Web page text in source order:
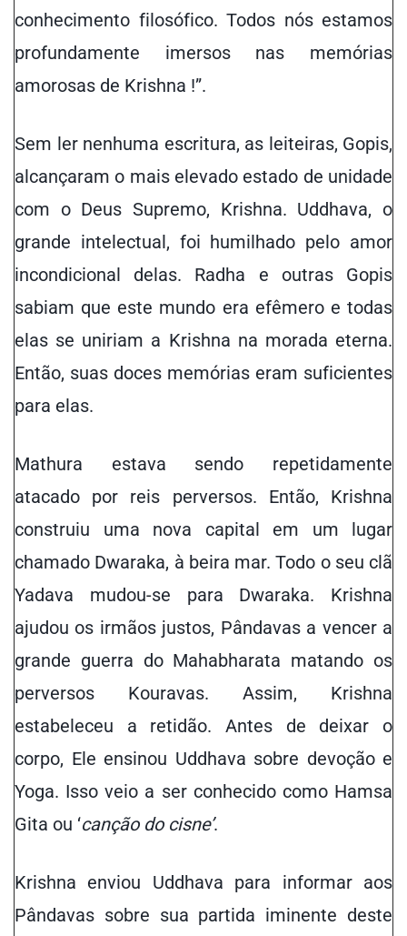
conhecimento filosófico. Todos nós estamos
profundamente imersos nas memórias
amorosas de Krishna !”.
Sem ler nenhuma escritura, as leiteiras, Gopis,
alcançaram o mais elevado estado de unidade
com o Deus Supremo, Krishna. Uddhava, o
grande intelectual, foi humilhado pelo amor
incondicional delas. Radha e outras Gopis
sabiam que este mundo era efêmero e todas
elas se uniriam a Krishna na morada eterna.
Então, suas doces memórias eram suficientes
para elas.
Mathura estava sendo repetidamente
atacado por reis perversos. Então, Krishna
construiu uma nova capital em um lugar
chamado Dwaraka, à beira mar. Todo o seu clã
Yadava mudou-se para Dwaraka. Krishna
ajudou os irmãos justos, Pândavasa vencer a
grande guerra do Mahabharata matando os
perversos Kouravas. Assim, Krishna
estabeleceu a retidão. Antes de deixar o
corpo, Ele ensinou Uddhava sobre devoção e
Yoga. Isso veio a ser conhecido como Hamsa
Gita ou ‘canção do cisne’.
Krishna enviou Uddhava para informar aos
Pândavas sobre sua partida iminente deste